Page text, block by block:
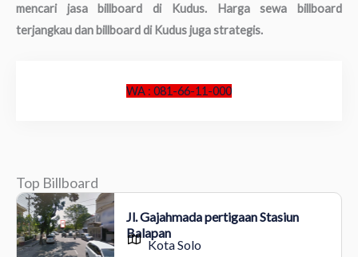
mencari jasa billboard di Kudus. Harga sewa billboard
terjangkau dan billboard di Kudus juga strategis.
WA : 081-66-11-000
Top Billboard
Jl. Gajahmada pertigaan Stasiun
Balapan
Kota Solo